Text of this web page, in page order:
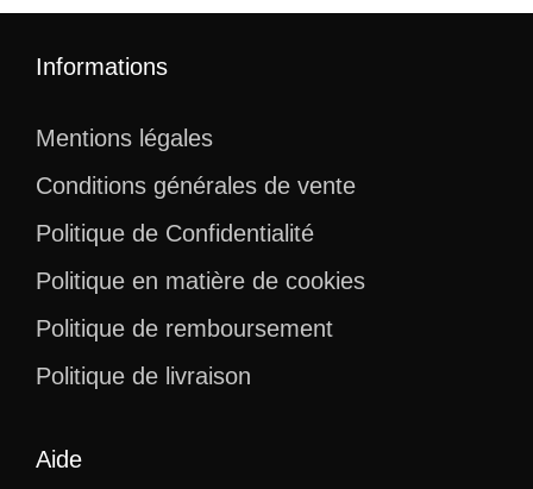
Informations
Mentions légales
Conditions générales de vente
Politique de Confidentialité
Politique en matière de cookies
Politique de remboursement
Politique de livraison
Aide